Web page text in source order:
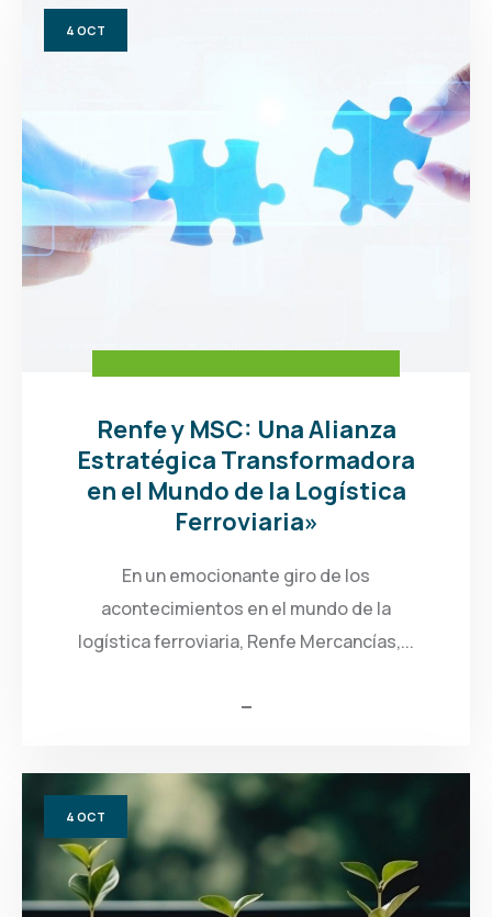
4 OCT
Renfe y MSC: Una Alianza
Estratégica Transformadora
en el Mundo de la Logística
Ferroviaria»
En un emocionante giro de los
acontecimientos en el mundo de la
logística ferroviaria, Renfe Mercancías,...
4 OCT